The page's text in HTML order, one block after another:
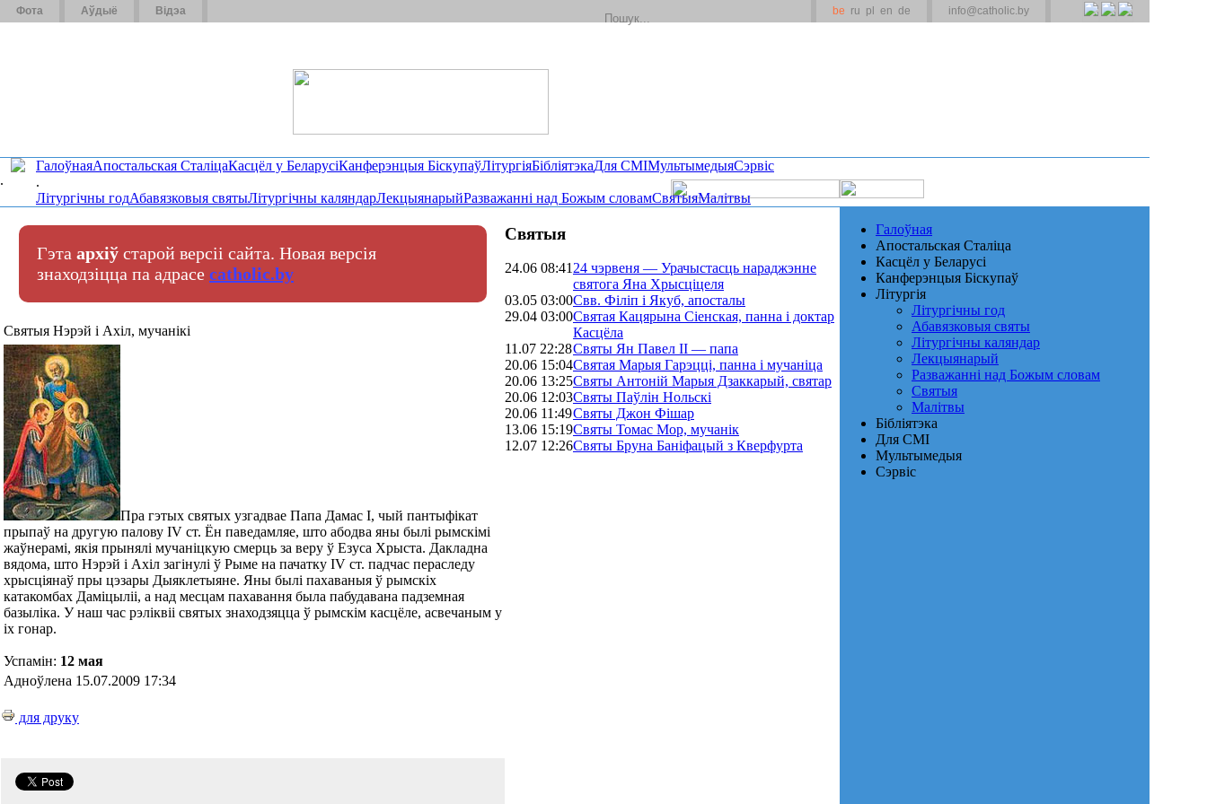
Фота Аўдыё Відэа be ru pl en de info@catholic.by
.
ГалоўнаяАпостальская СталіцаКасцёл у БеларусіКанферэнцыя БіскупаўЛітургіяБібліятэкаДля СМІМультымедыяСэрвіс
.
Літургічны годАбавязковыя святыЛітургічны каляндарЛекцыянарыйРазважанні над Божым словамСвятыяМалітвы
Гэта архіў старой версіі сайта. Новая версія
знаходзіцца па адрасе catholic.by
Cвятыя Нэрэй і Ахіл, мучанікі
Пра гэтых святых узгадвае Папа Дамас І, чый пантыфікат
прыпаў на другую палову IV ст. Ён паведамляе, што абодва яны былі рымскімі
жаўнерамі, якія прынялі мучаніцкую смерць за веру ў Езуса Хрыста. Дакладна
вядома, што Нэрэй і Ахіл загінулі ў Рыме на пачатку IV ст. падчас пераследу
хрысціянаў пры цэзары Дыяклетыяне. Яны былі пахаваныя ў рымскіх
катакомбах Даміцыліі, а над месцам пахавання была пабудавана падземная
базыліка. У наш час рэліквіі святых знаходзяцца ў рымскім касцёле, асвечаным у
іх гонар.
Успамін: 12 мая
Адноўлена 15.07.2009 17:34
для друку
Святыя
24.06 08:4124 чэрвеня — Урачыстасць нараджэнне
святога Яна Хрысціцеля
03.05 03:00Свв. Філіп і Якуб, апосталы
29.04 03:00Святая Кацярына Сіенская, панна і доктар
Касцёла
11.07 22:28Святы Ян Павел II — папа
20.06 15:04Святая Марыя Гарэцці, панна і мучаніца
20.06 13:25Святы Антоній Марыя Дзаккарый, святар
20.06 12:03Святы Паўлін Нольскі
20.06 11:49Святы Джон Фішар
13.06 15:19Святы Томас Мор, мучанік
12.07 12:26Святы Бруна Баніфацый з Кверфурта
Галоўная
Апостальская Сталіца
Касцёл у Беларусі
Канферэнцыя Біскупаў
Літургія
Літургічны год
Абавязковыя святы
Літургічны каляндар
Лекцыянарый
Разважанні над Божым словам
Святыя
Малітвы
Бібліятэка
Для СМІ
Мультымедыя
Сэрвіс